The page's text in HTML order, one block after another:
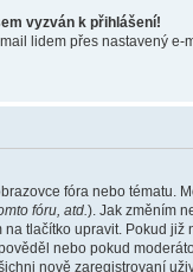
vyzván k přihlášení!
lidem přes nastavený
fóra nebo tématu.
fóru, atd.). Jak změním
tlačítko upravit. Pokud
nebo pokud
nově zaregistrovaní